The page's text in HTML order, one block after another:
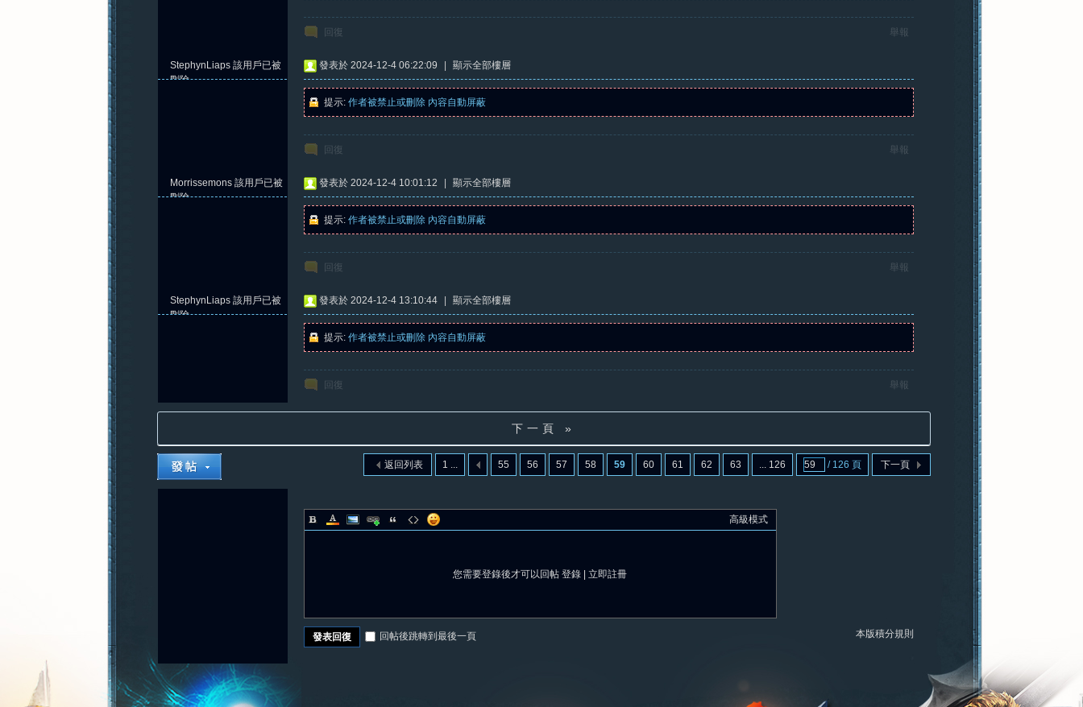
回復 舉報
StephynLiaps 該用戶已被
刪除
發表於 2024-12-4 06:22:09 顯示全部樓層
提示: 作者被禁止或刪除 內容自動屏蔽
回復 舉報
Morrissemons 該用戶已被
刪除
發表於 2024-12-4 10:01:12 顯示全部樓層
提示: 作者被禁止或刪除 內容自動屏蔽
回復 舉報
StephynLiaps 該用戶已被
刪除
發表於 2024-12-4 13:10:44 顯示全部樓層
提示: 作者被禁止或刪除 內容自動屏蔽
回復 舉報
下一頁 »
1 ... 55 56 57 58 59 60 61 62 63 ... 126 / 126 頁 下一頁
返回列表
高級模式
您需要登錄後才可以回帖 登錄 立即註冊
本版積分規則
發表回復 回帖後跳轉到最後一頁